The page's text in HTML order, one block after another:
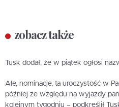
zobacz także
Tusk dodał, że w piątek ogłosi
Ale, nominacje, ta uroczystość w
później ze względu na wyjazdy
kolejnym tygodniu – podkreślił